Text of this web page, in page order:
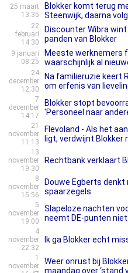
25 maart
13:35
Blokker komt terug
Steenwijk, daarna
22
februari
14:30
Discounter Wibra
panden van Blokker
9 januari
08:25
Meeste werknemers
waarschijnlijk al
24
december
12:30
Na familieruzie keert
om erfenis van
7
december
14:17
Blokker stopt
'Personeel naar
21
november
11:13
Flevoland - Als het
ligt, verdwijnt
13
november
19:30
Rechtbank verklaart
8
november
15:56
Douwe Egberts
spaarzegels
5
november
19:00
Slapeloze nachten
neemt DE-punten
4
november
22:32
Ik ga Blokker echt
1
november
Weer onrust bij
maandag over ‘stand